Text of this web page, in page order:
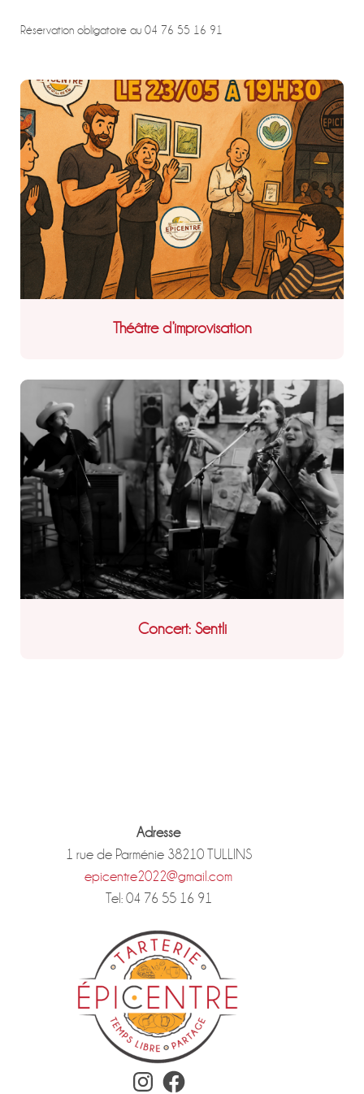
Réservation obligatoire au 04 76 55 16 91
Théâtre d’improvisation
Concert: Sentli
Adresse
1 rue de Parménie 38210 TULLINS
epicentre2022@gmail.com
Tel: 04 76 55 16 91
Instagram Facebook